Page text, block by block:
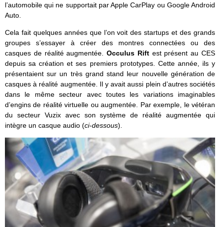
l’automobile qui ne supportait par Apple CarPlay ou Google Android
Auto.
Cela fait quelques années que l’on voit des startups et des grands
groupes s’essayer à créer des montres connectées ou des
casques de réalité augmentée.Occulus Riftest présent au CES
depuis sa création et ses premiers prototypes. Cette année, ils y
présentaient sur un très grand stand leur nouvelle génération de
casques à réalité augmentée. Il y avait aussi plein d’autres sociétés
dans le même secteur avec toutes les variations imaginables
d’engins de réalité virtuelle ou augmentée. Par exemple, le vétéran
du secteur Vuzix avec son système de réalité augmentée qui
intègre un casque audio (ci-dessous).